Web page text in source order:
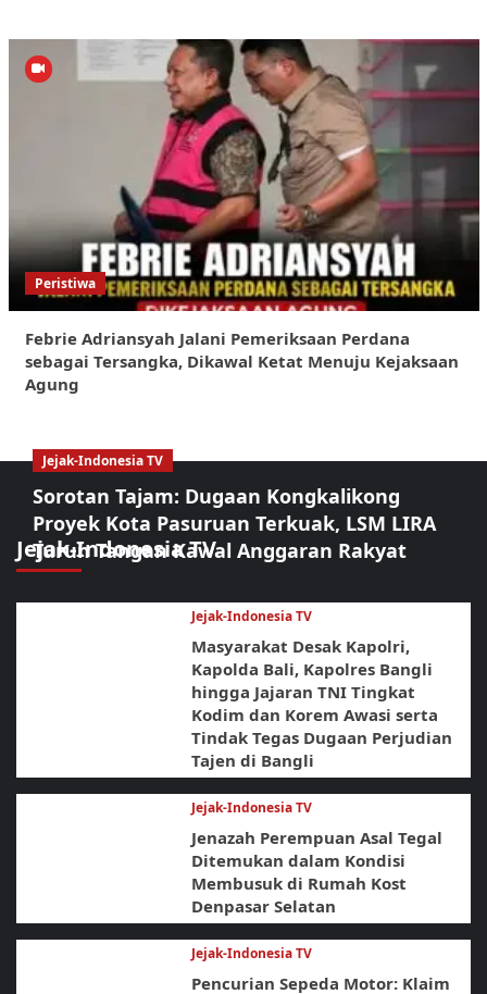
Peristiwa
Febrie Adriansyah Jalani Pemeriksaan Perdana
sebagai Tersangka, Dikawal Ketat Menuju Kejaksaan
Agung
Jejak-Indonesia TV
Jejak-Indonesia TV
Sorotan Tajam: Dugaan Kongkalikong
Proyek Kota Pasuruan Terkuak, LSM LIRA
Turun Tangan Kawal Anggaran Rakyat
Jejak-Indonesia TV
Masyarakat Desak Kapolri,
Kapolda Bali, Kapolres Bangli
hingga Jajaran TNI Tingkat
Kodim dan Korem Awasi serta
Tindak Tegas Dugaan Perjudian
Tajen di Bangli
Jejak-Indonesia TV
Jenazah Perempuan Asal Tegal
Ditemukan dalam Kondisi
Membusuk di Rumah Kost
Denpasar Selatan
Jejak-Indonesia TV
Pencurian Sepeda Motor: Klaim